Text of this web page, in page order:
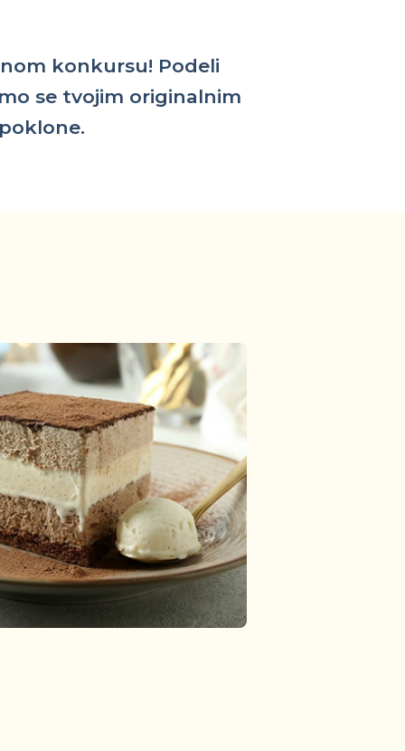
konkursu! Podeli
se tvojim originalnim